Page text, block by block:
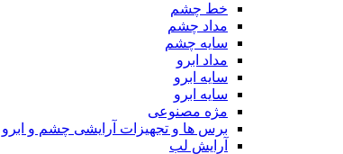
خط چشم
مداد چشم
سایه چشم
مداد ابرو
سایه ابرو
سایه ابرو
مژه مصنوعی
برس ها و تجهیزات آرایشی چشم و ابرو
آرایش لب